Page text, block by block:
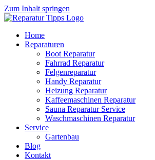
Zum Inhalt springen
Home
Reparaturen
Boot Reparatur
Fahrrad Reparatur
Felgenreparatur
Handy Reparatur
Heizung Reparatur
Kaffeemaschinen Reparatur
Sauna Reparatur Service
Waschmaschinen Reparatur
Service
Gartenbau
Blog
Kontakt